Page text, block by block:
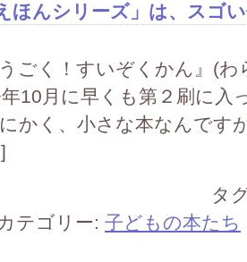
ほんシリーズ」は、スゴ
うごく！すいぞくかん』(
10月に早くも第２刷に入
かく、小さな本なんです
タ
テゴリー: 子どもの本たち